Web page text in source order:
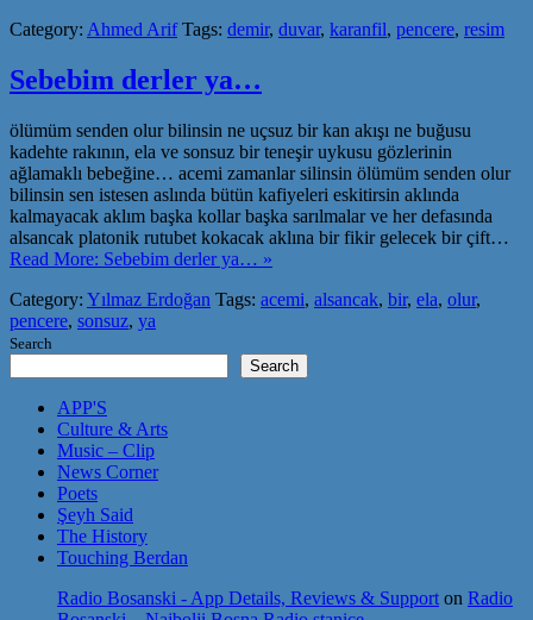
Category: Ahmed Arif Tags: demir, duvar, karanfil, pencere, resim
Sebebim derler ya…
ölümüm senden olur bilinsin ne uçsuz bir kan akışı ne buğusu
kadehte rakının, ela ve sonsuz bir teneşir uykusu gözlerinin
ağlamaklı bebeğine… acemi zamanlar silinsin ölümüm senden olur
bilinsin sen istesen aslında bütün kafiyeleri eskitirsin aklında
kalmayacak aklım başka kollar başka sarılmalar ve her defasında
alsancak platonik rutubet kokacak aklına bir fikir gelecek bir çift…
Read More: Sebebim derler ya… »
Category: Yılmaz Erdoğan Tags: acemi, alsancak, bir, ela, olur,
pencere, sonsuz, ya
Search
Search
APP'S
Culture & Arts
Music – Clip
News Corner
Poets
Şeyh Said
The History
Touching Berdan
Radio Bosanski - App Details, Reviews & Support on Radio